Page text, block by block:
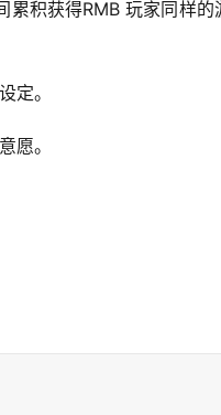
积获得RMB 玩家同样的
定。
愿。